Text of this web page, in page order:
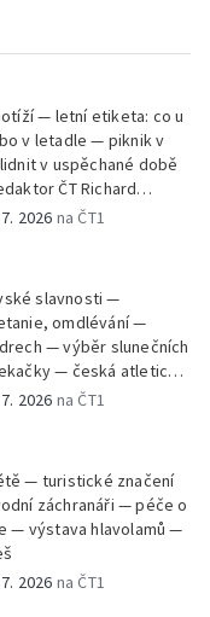
— letní etiketa: co u
v letadle — piknik v
v uspěchané době
ČT Richard
2026 na ČT1
slavnosti —
omdlévání —
— výběr slunečních
— česká atletická
výmarský
2026 na ČT1
— turistické značení
záchranáři — péče o
— výstava hlavolamů —
2026 na ČT1